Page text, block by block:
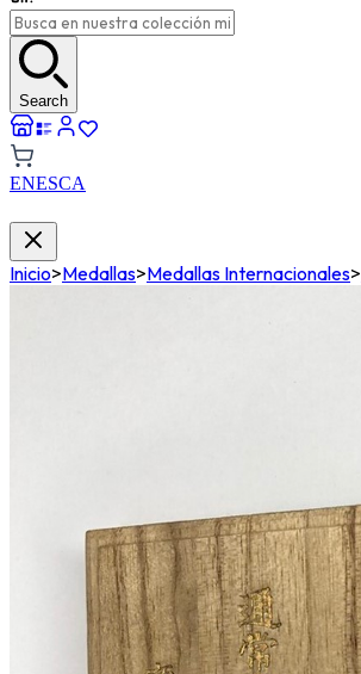
Search
ENESCA
Inicio>Medallas>Medallas Internacionales>